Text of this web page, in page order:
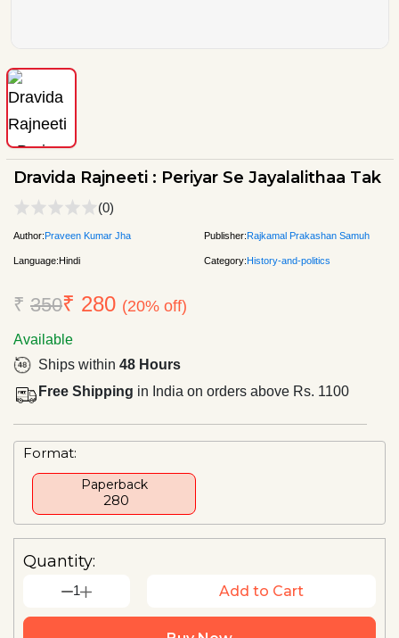
Dravida Rajneeti : Periyar Se Jayalalithaa Tak
(0)
Author:Praveen Kumar Jha Publisher:Rajkamal Prakashan Samuh
Language:Hindi Category:History-and-politics
₹ 350₹ 280 (20% off)
Available
Ships within 48 Hours
Free Shipping in India on orders above Rs. 1100
Format:
Paperback
₹ 280
Quantity:
1 Add to Cart